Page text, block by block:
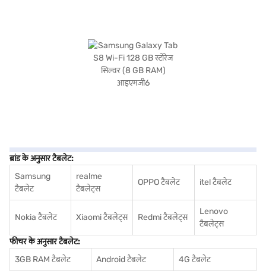
ब्रांड के अनुसार टैबलेट:
Samsung
टैबलेट
realme
टैबलेट्स
OPPO टैबलेट itel टैबलेट
Nokia टैबलेट Xiaomi टैबलेट्स Redmi टैबलेट्स
Lenovo
टैबलेट्स
फीचर के अनुसार टैबलेट:
3GB RAM टैबलेट
Android टैबलेट 4G टैबलेट